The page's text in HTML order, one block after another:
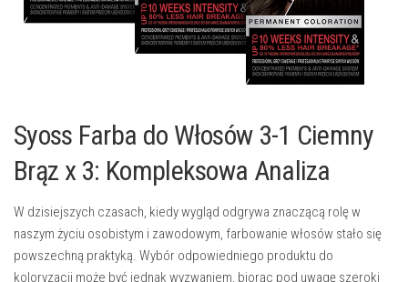
Syoss Farba do Włosów 3-1 Ciemny
Brąz x 3: Kompleksowa Analiza
W dzisiejszych czasach, kiedy wygląd odgrywa znaczącą rolę w
naszym życiu osobistym i zawodowym, farbowanie włosów stało się
powszechną praktyką. Wybór odpowiedniego produktu do
koloryzacji może być jednak wyzwaniem, biorąc pod uwagę szeroki